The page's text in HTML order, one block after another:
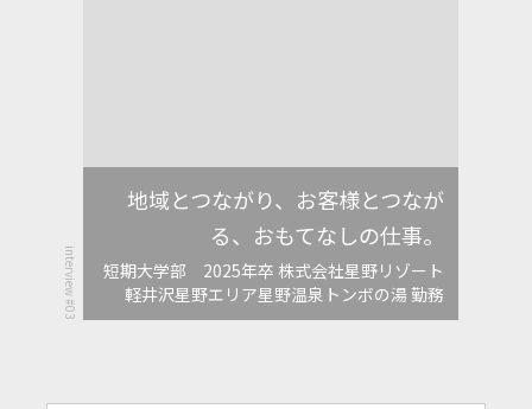
地域とつながり、お客様とつなが
る、おもてなしの仕事。
短期大学部 2025年卒 株式会社星野リゾート
軽井沢星野エリア星野温泉トンボの湯 勤務
interview #03